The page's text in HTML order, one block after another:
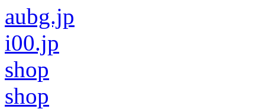
aubg.jp
i00.jp
shop
shop